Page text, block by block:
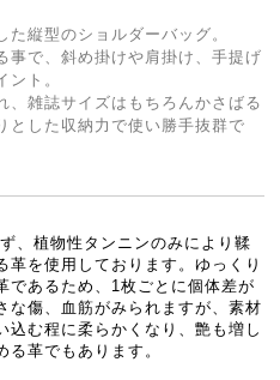
縦型のショルダーバッグ。
事で、斜め掛けや肩掛け、手提げ
ント。
、雑誌サイズはもちろんかさばる
とした収納力で使い勝手抜群で
、植物性タンニンのみにより鞣
革を使用しております。ゆっくり
であるため、1枚ごとに個体差が
な傷、血筋がみられますが、素材
込む程に柔らかくなり、艶も増し
革でもあります。